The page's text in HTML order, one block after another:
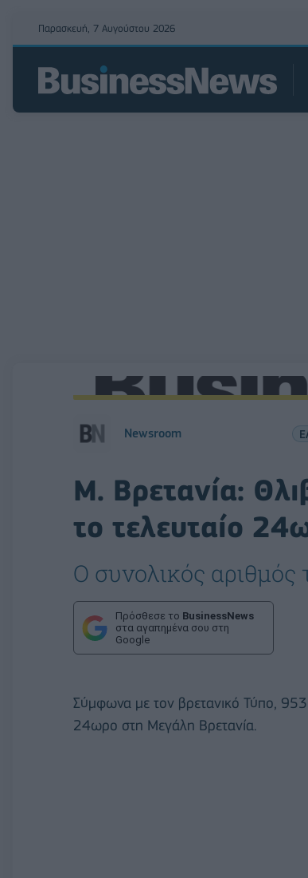
Παρασκευή, 7 Αυγούστου 2026
Newsroom
Μ. Βρετανία:
το τελευταίο
Ο συνολικός
Πρόσθεσε το BusinessNews
στα αγαπημένα σου στη
Google
Σύμφωνα με τον βρετανικό Τύπο,
24ωρο στη Μεγάλη Βρετανία.